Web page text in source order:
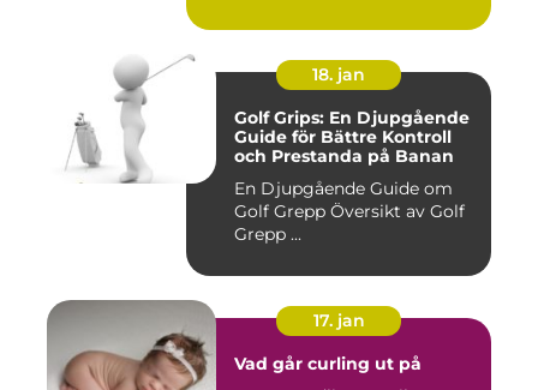
18. jan
Golf Grips: En Djupgående
Guide för Bättre Kontroll
och Prestanda på Banan
En Djupgående Guide om
Golf Grepp Översikt av Golf
Grepp ...
17. jan
Vad går curling ut på